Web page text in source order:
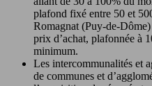
plafond fixé entre 50 et
Romagnat (Puy-de-
prix d’achat, plafonnée à
minimum.
Les intercommunalités et
de communes et